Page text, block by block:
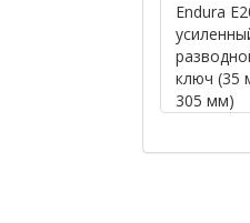
Endura
ключ (35
305 мм)